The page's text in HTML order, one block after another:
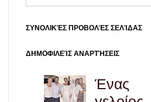
ΣΥΝΟΛΙΚΈΣ ΠΡΟΒΟΛΈΣ ΣΕΛΊΔΑΣ
ΔΗΜΟΦΙΛΕΊΣ ΑΝΑΡΤΉΣΕΙΣ
Ένας